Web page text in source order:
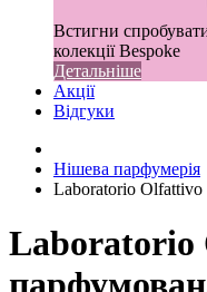
Встигни
колекції Bespoke
Детальніше
Акції
Відгуки
Нішева парфумерія
Laboratorio
Laboratorio